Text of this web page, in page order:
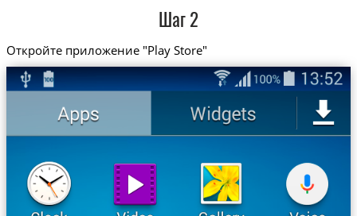
Шаг 2
Откройте приложение "Play Store"